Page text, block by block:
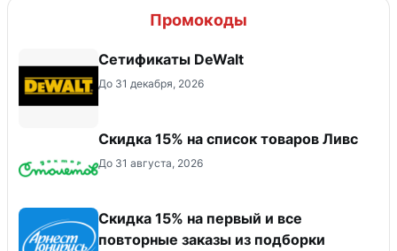
Промокоды
Сетификаты DeWalt
До 31 декабря, 2026
Скидка 15% на список товаров Ливс
До 31 августа, 2026
Скидка 15% на первый и все
повторные заказы из подборки